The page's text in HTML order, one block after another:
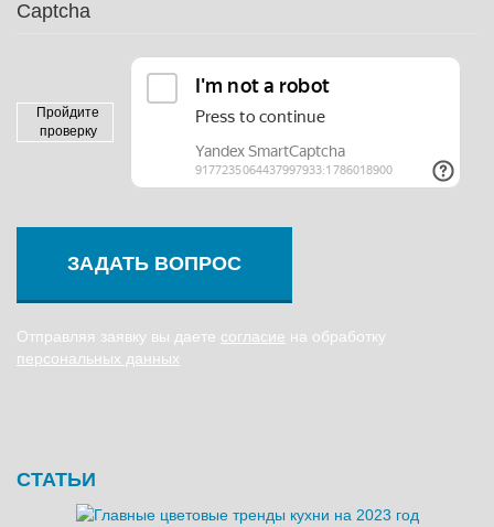
Captcha
Пройдите
проверку
ЗАДАТЬ ВОПРОС
Отправляя заявку вы даете согласие на обработку
персональных данных
СТАТЬИ